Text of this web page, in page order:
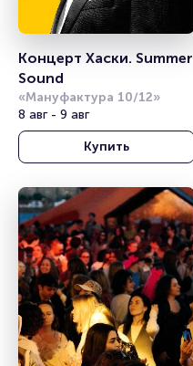
Концерт Хаски. Summer
Sound
«Мануфактура 10/12»
8 авг - 9 авг
Купить